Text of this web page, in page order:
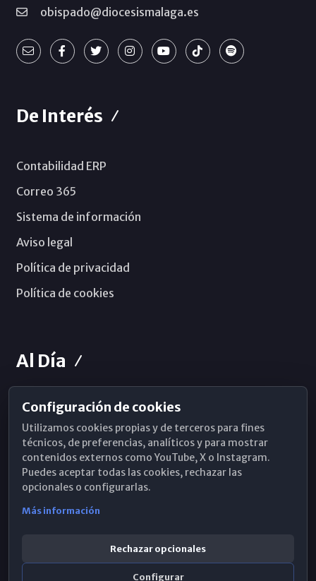
obispado@diocesismalaga.es
De Interés
Contabilidad ERP
Correo 365
Sistema de información
Aviso legal
Política de privacidad
Política de cookies
Al Día
Horarios de Misa
Hemeroteca
WhatsApp
Configuración de cookies
Utilizamos cookies propias y de terceros para fines
técnicos, de preferencias, analíticos y para mostrar
contenidos externos como YouTube, X o Instagram.
Puedes aceptar todas las cookies, rechazar las
opcionales o configurarlas.
Más información
Rechazar opcionales
Configurar